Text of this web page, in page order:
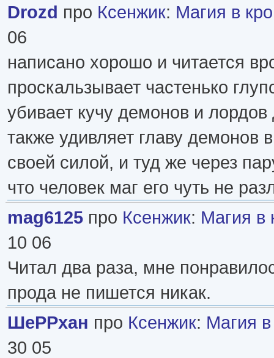
Drozd про Ксенжик: Магия в
06
написано хорошо и читается
проскальзывает частенько
убивает кучу демонов и
также удивляет главу демонов
своей силой, и туд же через
что человек маг его чуть не
mag6125 про Ксенжик: Магия в
10 06
Читал два раза, мне
прода не пишется никак.
ШеРРхан про Ксенжик: Магия
30 05